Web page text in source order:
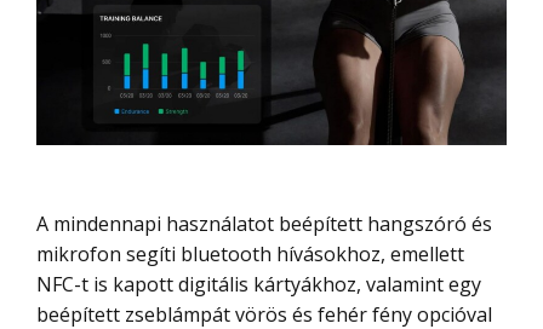
A mindennapi használatot beépített hangszóró és
mikrofon segíti bluetooth hívásokhoz, emellett
NFC-t is kapott digitális kártyákhoz, valamint egy
beépített zseblámpát vörös és fehér fény opcióval